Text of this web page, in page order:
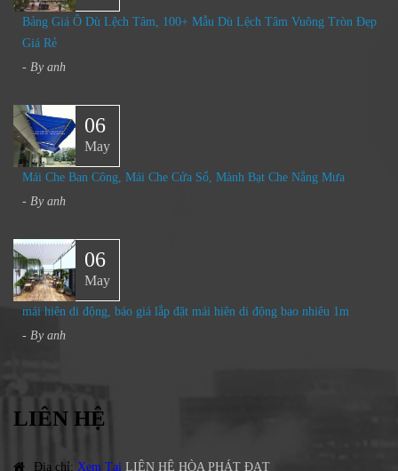
Bảng Giá Ô Dù Lệch Tâm, 100+ Mẫu Dù Lệch Tâm Vuông Tròn Đẹp
Giá Rẻ
- By anh
06
May
Mái Che Ban Công, Mái Che Cửa Sổ, Mành Bạt Che Nắng Mưa
- By anh
06
May
mái hiên di động, báo giá lắp đặt mái hiên di động bao nhiêu 1m
- By anh
LIÊN HỆ
Địa chỉ: Xem Tại LIÊN HỆ HÒA PHÁT ĐẠT